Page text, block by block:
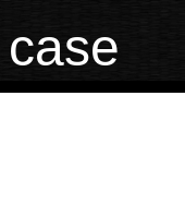
case